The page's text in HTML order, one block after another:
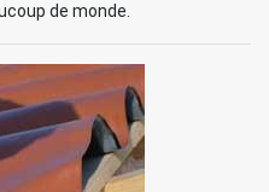
de monde.